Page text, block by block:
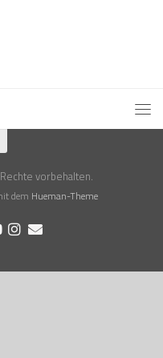
vorbehalten.
dem Hueman-Theme